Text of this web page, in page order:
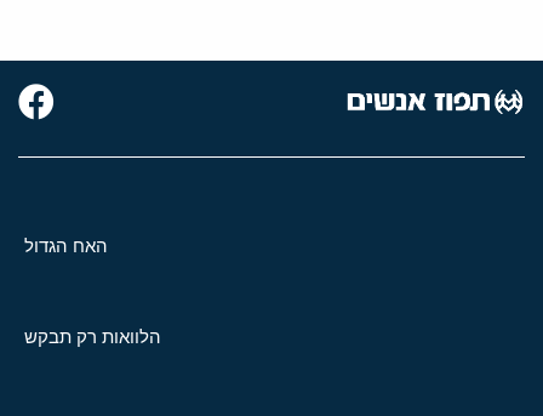
האח הגדול
הלוואות רק תבקש